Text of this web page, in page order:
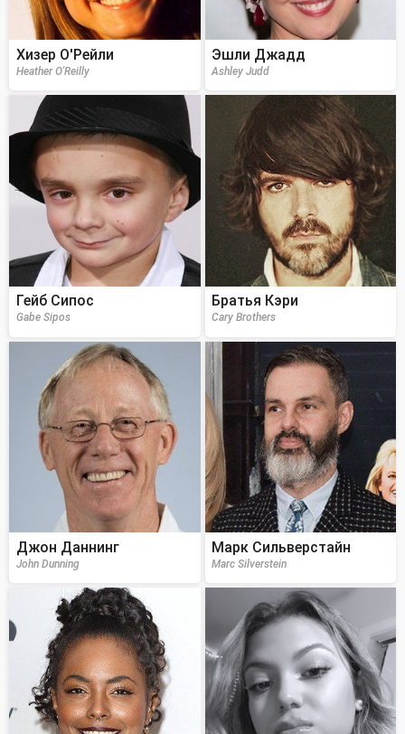
Хизер О'Рейли
Heather O'Reilly
Эшли Джадд
Ashley Judd
Гейб Сипос
Gabe Sipos
Братья Кэри
Cary Brothers
Джон Даннинг
John Dunning
Марк Сильверстайн
Marc Silverstein